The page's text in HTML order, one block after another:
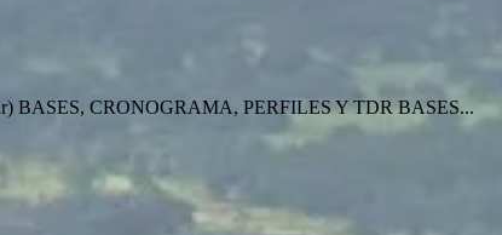
BASES, CRONOGRAMA, PERFILES Y TDR BASES...